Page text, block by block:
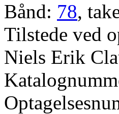
Bånd: 78,
Tilstede ved
Niels Erik